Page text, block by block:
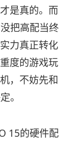
是真的。而
把高配当终
力真正转化
度的游戏玩
，不妨先和
。
15的硬件配